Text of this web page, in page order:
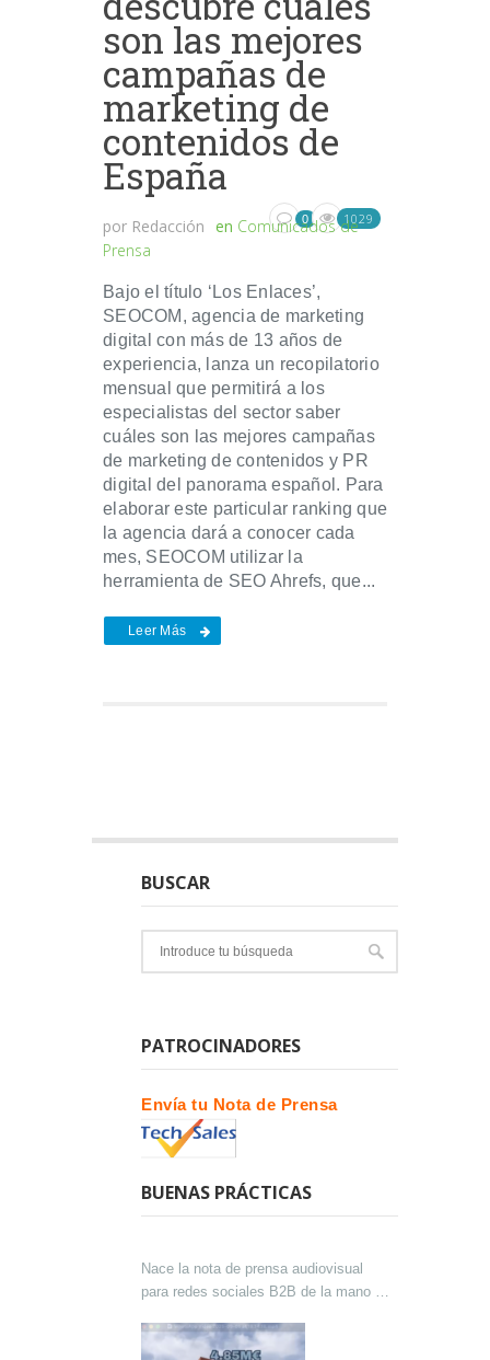
son las mejores
campañas de
marketing de
contenidos de
España
por Redacción en Comunicados de
Prensa
0 1029
Bajo el título ‘Los Enlaces’,
SEOCOM, agencia de marketing
digital con más de 13 años de
experiencia, lanza un recopilatorio
mensual que permitirá a los
especialistas del sector saber
cuáles son las mejores campañas
de marketing de contenidos y PR
digital del panorama español. Para
elaborar este particular ranking que
la agencia dará a conocer cada
mes, SEOCOM utilizar la
herramienta de SEO Ahrefs, que...
Leer Más
BUSCAR
PATROCINADORES
Envía tu Nota de Prensa
BUENAS PRÁCTICAS
Nace la nota de prensa audiovisual
para redes sociales B2B de la mano de